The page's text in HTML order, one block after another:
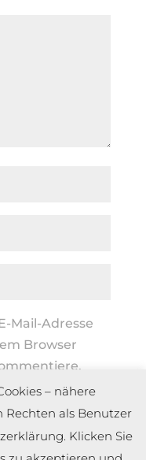
Mail-Adresse
Browser
– nähere
als Benutzer
Klicken Sie